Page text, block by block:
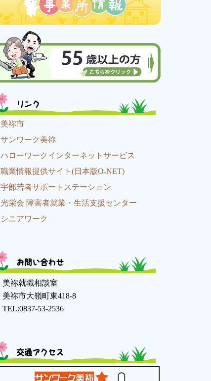
リンク
美祢市
サンワーク美祢
ハローワークインターネットサービス
職業情報提供サイト(日本版O-NET)
宇部若者サポートステーション
光栄会 障害者就業・生活支援センター
シニアワーク
お問い合わせ
美祢就職相談室
美祢市大嶺町東418-8
TEL:0837-53-2536
交通アクセス